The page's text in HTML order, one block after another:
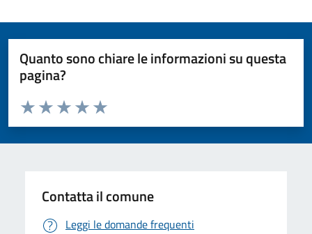
Quanto sono chiare le informazioni su questa
pagina?
Valuta da 1 a 5 stelle la pagina
Valuta 5 stelle su 5
Valuta 4 stelle su 5
Valuta 3 stelle su 5
Valuta 2 stelle su 5
Valuta 1 stelle su 5
Contatta il comune
Leggi le domande frequenti